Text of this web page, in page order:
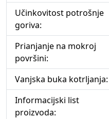
Učinkovitost potrošnje
goriva:
Prianjanje na mokroj
površini:
Vanjska buka kotrljanja:
Informacijski list
proizvoda: